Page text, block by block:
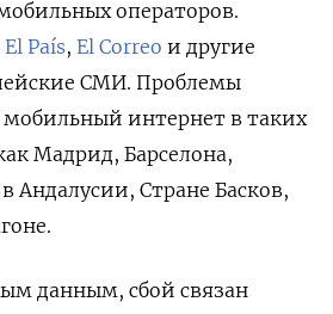
операторов.
El País, El Correo и другие
СМИ. Проблемы
мобильный интернет в таких
Мадрид, Барселона,
Андалусии, Стране Басков,
данным, сбой связан